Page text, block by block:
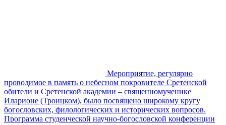
Мероприятие, регулярно
проводимое в память о небесном покровителе Сретенской
обители и Сретенской академии – священномученике
Иларионе (Троицком), было посвящено широкому кругу
богословских, филологических и исторических вопросов.
Программа студенческой научно-богословской конференции